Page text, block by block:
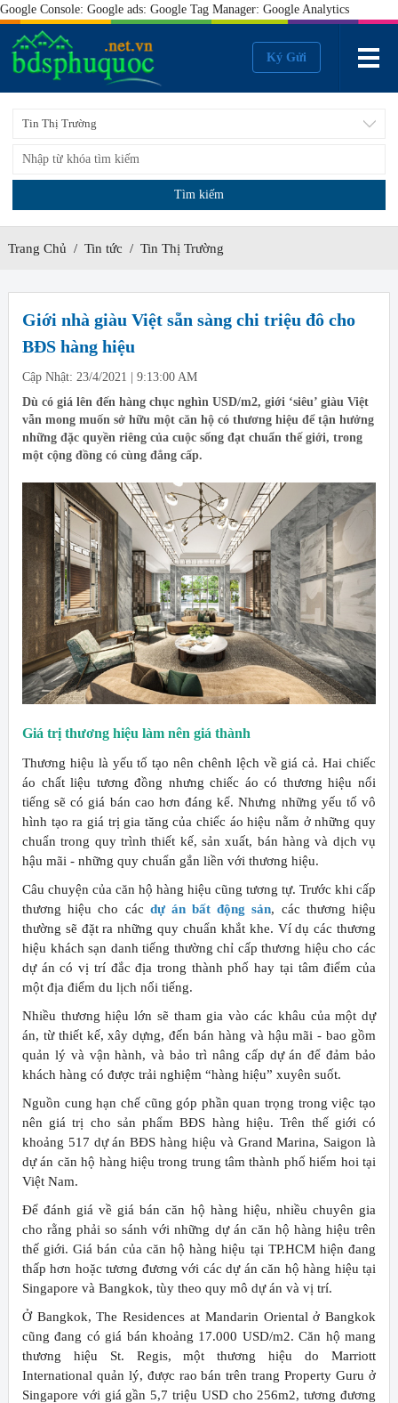
Google Console: Google ads: Google Tag Manager: Google Analytics
Ký Gửi
Tin Thị Trường
Tìm kiếm
Trang Chủ / Tin tức / Tin Thị Trường
Giới nhà giàu Việt sẵn sàng chi triệu đô cho
BĐS hàng hiệu
Cập Nhật: 23/4/2021 | 9:13:00 AM
Dù có giá lên đến hàng chục nghìn USD/m2, giới ‘siêu’ giàu Việt
vẫn mong muốn sở hữu một căn hộ có thương hiệu để tận hưởng
những đặc quyền riêng của cuộc sống đạt chuẩn thế giới, trong
một cộng đồng có cùng đẳng cấp.
Giá trị thương hiệu làm nên giá thành
Thương hiệu là yếu tố tạo nên chênh lệch về giá cả. Hai chiếc
áo chất liệu tương đồng nhưng chiếc áo có thương hiệu nổi
tiếng sẽ có giá bán cao hơn đáng kể. Nhưng những yếu tố vô
hình tạo ra giá trị gia tăng của chiếc áo hiệu nằm ở những quy
chuẩn trong quy trình thiết kế, sản xuất, bán hàng và dịch vụ
hậu mãi - những quy chuẩn gắn liền với thương hiệu.
Câu chuyện của căn hộ hàng hiệu cũng tương tự. Trước khi cấp
thương hiệu cho các dự án bất động sản, các thương hiệu
thường sẽ đặt ra những quy chuẩn khắt khe. Ví dụ các thương
hiệu khách sạn danh tiếng thường chỉ cấp thương hiệu cho các
dự án có vị trí đắc địa trong thành phố hay tại tâm điểm của
một địa điểm du lịch nổi tiếng.
Nhiều thương hiệu lớn sẽ tham gia vào các khâu của một dự
án, từ thiết kế, xây dựng, đến bán hàng và hậu mãi - bao gồm
quản lý và vận hành, và bảo trì nâng cấp dự án để đảm bảo
khách hàng có được trải nghiệm “hàng hiệu” xuyên suốt.
Nguồn cung hạn chế cũng góp phần quan trọng trong việc tạo
nên giá trị cho sản phẩm BĐS hàng hiệu. Trên thế giới có
khoảng 517 dự án BĐS hàng hiệu và Grand Marina, Saigon là
dự án căn hộ hàng hiệu trong trung tâm thành phố hiếm hoi tại
Việt Nam.
Để đánh giá về giá bán căn hộ hàng hiệu, nhiều chuyên gia
cho rằng phải so sánh với những dự án căn hộ hàng hiệu trên
thế giới. Giá bán của căn hộ hàng hiệu tại TP.HCM hiện đang
thấp hơn hoặc tương đương với các dự án căn hộ hàng hiệu tại
Singapore và Bangkok, tùy theo quy mô dự án và vị trí.
Ở Bangkok, The Residences at Mandarin Oriental ở Bangkok
cũng đang có giá bán khoảng 17.000 USD/m2. Căn hộ mang
thương hiệu St. Regis, một thương hiệu do Marriott
International quản lý, được rao bán trên trang Property Guru ở
Singapore với giá gần 5,7 triệu USD cho 256m2, tương đương